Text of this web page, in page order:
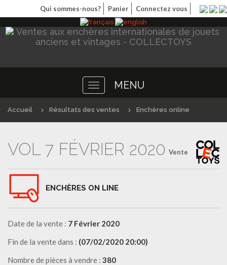
Qui sommes-nous? Panier Connectez vous
Toggle
navigation
MENU
Accueil Résultats des ventes Enchères online
Vente
VOL 7 FÉVRIER 2020
ENCHÈRES ON LINE
Date de la vente : 7 Février 2020
Fin de la vente dans : (07/02/2020 20:00)
Nombre de pièces à vendre : 380